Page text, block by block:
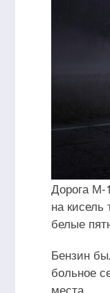
Дорога М-
на
белые
Бензин
больное
места.